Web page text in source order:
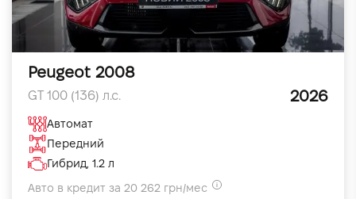
Peugeot 2008
GT 100 (136) л.с. 2026
Автомат
Передний
Гибрид, 1.2 л
Авто в кредит за 20 262 грн/мес